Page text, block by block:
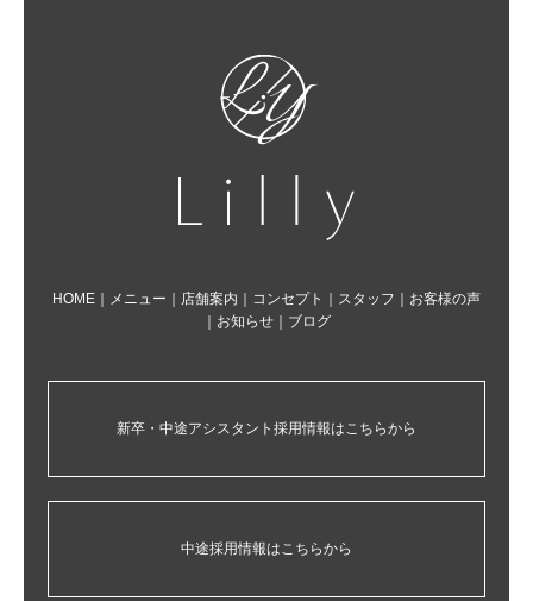
HOME ｜ メニュー ｜ 店舗案内 ｜ コンセプト ｜ スタッフ ｜ お客様の声
｜ お知らせ ｜ ブログ
新卒・中途アシスタント採用情報はこちらから
中途採用情報はこちらから